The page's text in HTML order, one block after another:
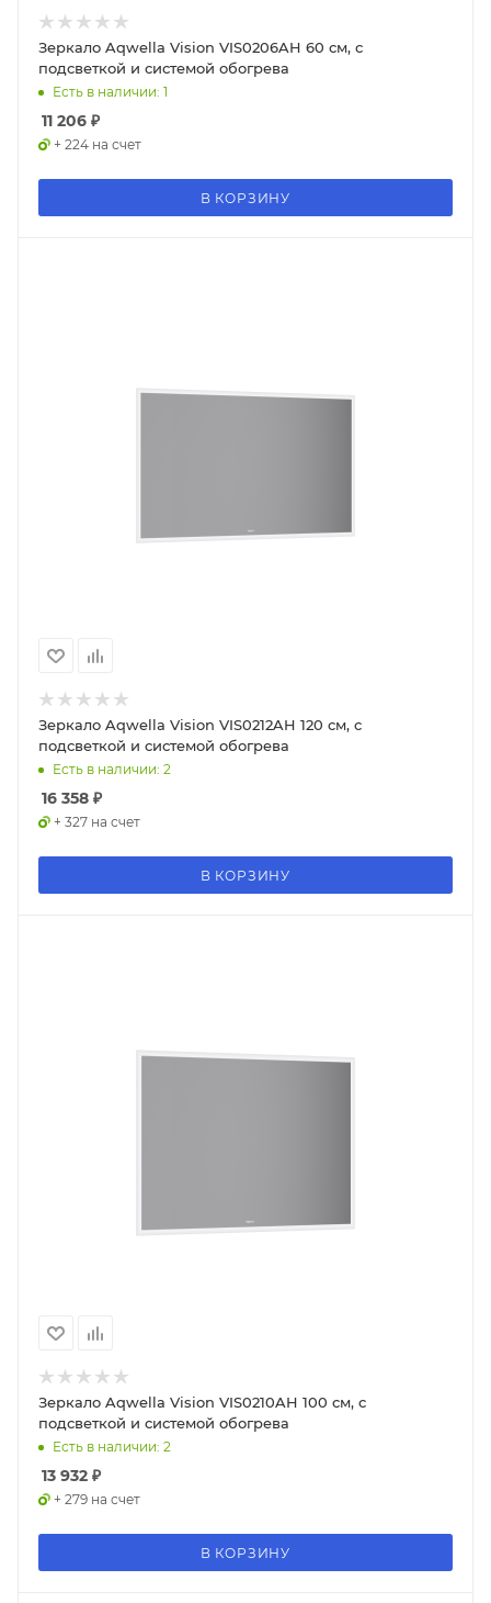
Зеркало Aqwella Vision VIS0206AH 60 см, с
подсветкой и системой обогрева
Есть в наличии: 1
11 206 ₽
+ 224 на счет
В КОРЗИНУ
Зеркало Aqwella Vision VIS0212AH 120 см, с
подсветкой и системой обогрева
Есть в наличии: 2
16 358 ₽
+ 327 на счет
В КОРЗИНУ
Зеркало Aqwella Vision VIS0210AH 100 см, с
подсветкой и системой обогрева
Есть в наличии: 2
13 932 ₽
+ 279 на счет
В КОРЗИНУ